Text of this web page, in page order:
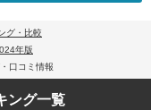
グ・比較
年版
口コミ情報
ング一覧